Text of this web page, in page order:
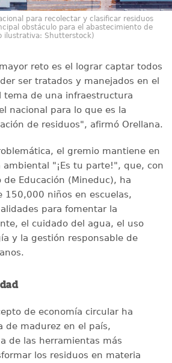
para recolectar y clasificar residuos
obstáculo para el abastecimiento de
ilustrativa: Shutterstock)
reto es el lograr captar todos
ser tratados y manejados en el
tema de una infraestructura
nacional para lo que es la
de residuos", afirmó Orellana.
el gremio mantiene en
"¡Es tu parte!", que, con
Educación (Mineduc), ha
150,000 niños en escuelas,
para fomentar la
el cuidado del agua, el uso
y la gestión responsable de
de economía circular ha
de madurez en el país,
de las herramientas más
los residuos en materia